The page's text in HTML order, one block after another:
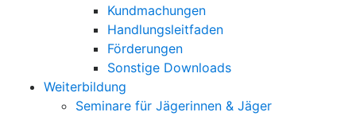
Kundmachungen
Handlungsleitfaden
Förderungen
Sonstige Downloads
Weiterbildung
Seminare für Jägerinnen & Jäger